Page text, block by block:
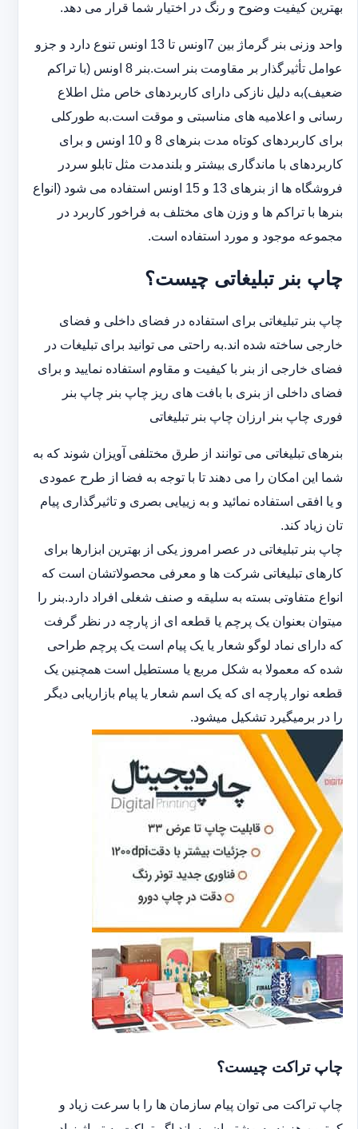
بهترین کیفیت ‏وضوح و رنگ در اختیار شما قرار می دهد.‏‎
واحد وزنی بنر گرماژ بین ‏‎7‎‏اونس تا 13 اونس تنوع دارد و جزو
عوامل تأثیرگذار بر مقاومت بنر است.بنر 8 اونس (با ‏تراکم
ضعیف)به دلیل نازکی دارای کاربردهای خاص مثل اطلاع
رسانی و اعلامیه های مناسبتی و موقت است.به طورکلی
‏برای کاربردهای کوتاه مدت بنرهای 8 و 10 اونس و برای
کاربردهای با ماندگاری بیشتر و بلندمدت مثل تابلو سردر
‏فروشگاه ها از بنرهای 13 و 15 اونس استفاده می شود (انواع
بنرها با تراکم ها و وزن های مختلف به فراخور کاربرد در
‏مجموعه موجود و مورد استفاده است.
چاپ بنر تبلیغاتی چیست؟
چاپ بنر تبلیغاتی برای استفاده در فضای داخلی و فضای
خارجی ساخته شده اند.به راحتی می توانید برای تبلیغات در
فضای خارجی از بنر با کیفیت و مقاوم استفاده نمایید و برای
فضای داخلی از بنری با بافت های ریز چاپ بنر چاپ بنر
فوری چاپ بنر ارزان چاپ بنر تبلیغاتی
بنرهای تبلیغاتی می توانند از طرق مختلفی آویزان شوند که به
شما این امکان را می دهند تا با توجه به فضا از طرح عمودی
و یا افقی استفاده نمائید و به زییایی بصری و تاثیرگذاری پیام
تان زیاد کند.
چاپ بنر تبلیغاتی در عصر امروز یکی از بهترین ابزارها برای
کارهای تبلیغاتی شرکت ها و معرفی محصولاتشان است که
انواع متفاوتی بسته به سلیقه و صنف شغلی افراد دارد.بنر را
میتوان بعنوان یک پرچم یا قطعه ای از پارچه در نظر گرفت
که دارای نماد لوگو شعار یا یک پیام است یک پرچم طراحی
شده که معمولا به شکل مربع یا مستطیل است همچنین یک
قطعه نوار پارچه ای که یک اسم شعار یا پیام بازاریابی دیگر
را در برمیگیرد تشکیل میشود.
چاپ تراکت چیست؟
چاپ تراکت می توان پیام سازمان ها را با سرعت زیاد و